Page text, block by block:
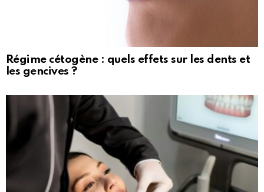
Régime cétogène : quels effets sur les dents et
les gencives ?